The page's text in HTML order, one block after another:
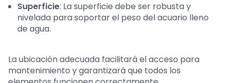
Superficie: La superficie debe ser robusta y
nivelada para soportar el peso del acuario lleno
de agua.
La ubicación adecuada facilitará el acceso para
mantenimiento y garantizará que todos los